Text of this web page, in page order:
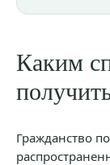
Каким
Гражданство